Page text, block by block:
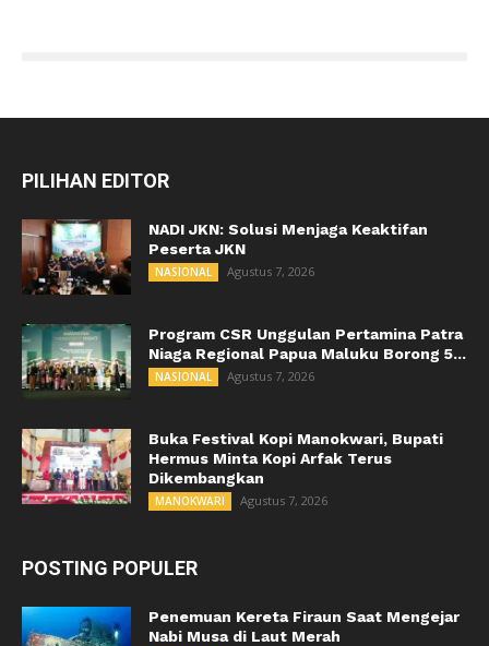
PILIHAN EDITOR
NADI JKN: Solusi Menjaga Keaktifan
Peserta JKN
NASIONAL Agustus 7, 2026
Program CSR Unggulan Pertamina Patra
Niaga Regional Papua Maluku Borong 5...
NASIONAL Agustus 7, 2026
Buka Festival Kopi Manokwari, Bupati
Hermus Minta Kopi Arfak Terus
Dikembangkan
MANOKWARI Agustus 7, 2026
POSTING POPULER
Penemuan Kereta Firaun Saat Mengejar
Nabi Musa di Laut Merah